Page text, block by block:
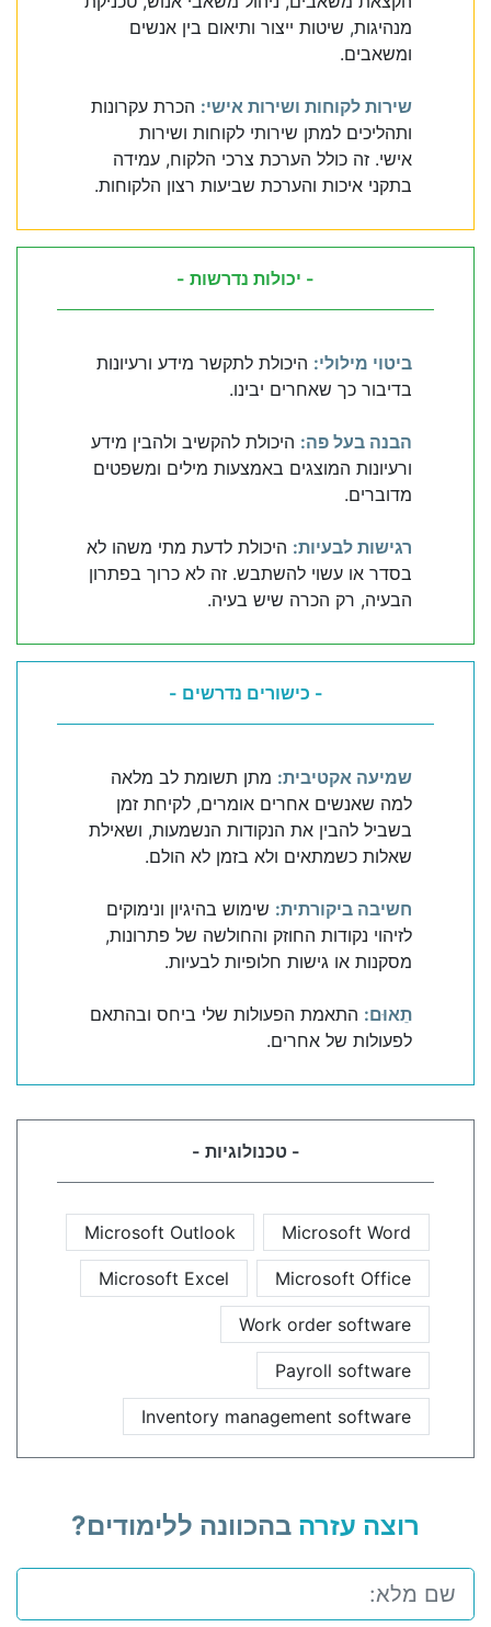
מנהיגות, שיטות ייצור ותיאום בין אנשים
ומשאבים.
שירות לקוחות ושירות אישי: הכרת עקרונות
ותהליכים למתן שירותי לקוחות ושירות
אישי. זה כולל הערכת צרכי הלקוח, עמידה
בתקני איכות והערכת שביעות רצון הלקוחות.
- יכולות נדרשות -
ביטוי מילולי: היכולת לתקשר מידע ורעיונות
בדיבור כך שאחרים יבינו.
הבנה בעל פה: היכולת להקשיב ולהבין מידע
ורעיונות המוצגים באמצעות מילים ומשפטים
מדוברים.
רגישות לבעיות: היכולת לדעת מתי משהו לא
בסדר או עשוי להשתבש. זה לא כרוך בפתרון
הבעיה, רק הכרה שיש בעיה.
- כישורים נדרשים -
שמיעה אקטיבית: מתן תשומת לב מלאה
למה שאנשים אחרים אומרים, לקיחת זמן
בשביל להבין את הנקודות הנשמעות, ושאילת
שאלות כשמתאים ולא בזמן לא הולם.
חשיבה ביקורתית: שימוש בהיגיון ונימוקים
לזיהוי נקודות החוזק והחולשה של פתרונות,
מסקנות או גישות חלופיות לבעיות.
תֵאוּם: התאמת הפעולות שלי ביחס ובהתאם
לפעולות של אחרים.
- טכנולוגיות -
Microsoft Word
Microsoft Outlook
Microsoft Office
Microsoft Excel
Work order software
Payroll software
Inventory management software
רוצה עזרה בהכוונה ללימודים?